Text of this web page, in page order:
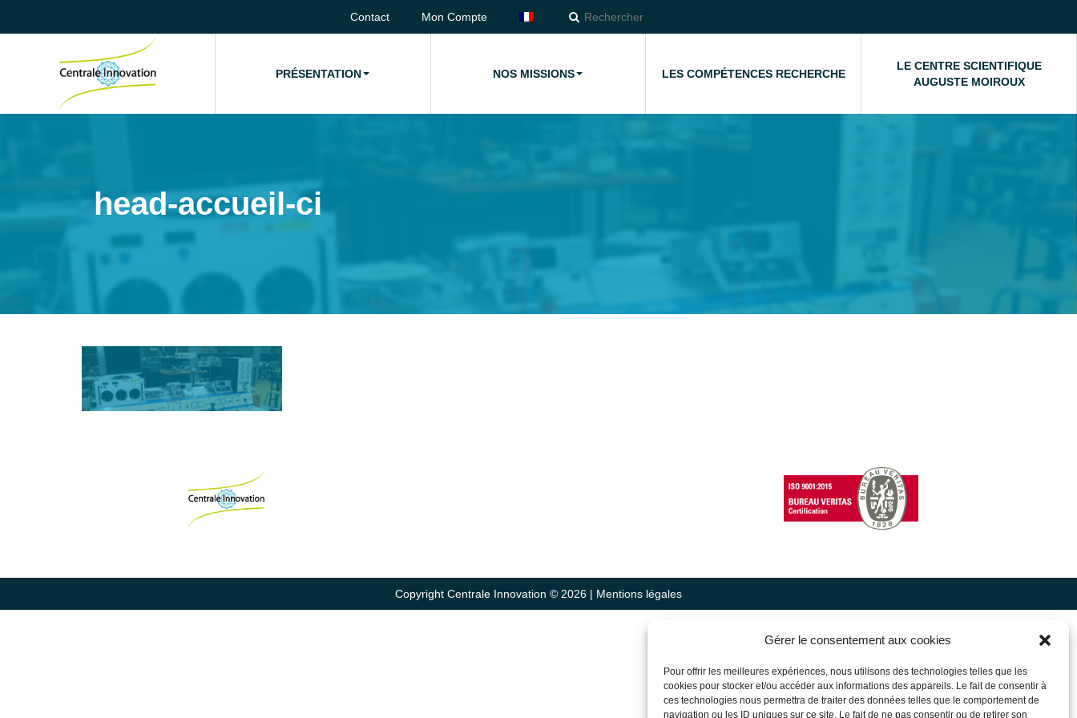
Gérer le consentement aux cookies
Pour offrir les meilleures expériences, nous utilisons des technologies telles que les
cookies pour stocker et/ou accéder aux informations des appareils. Le fait de consentir à
ces technologies nous permettra de traiter des données telles que le comportement de
navigation ou les ID uniques sur ce site. Le fait de ne pas consentir ou de retirer son
Contact Mon Compte
ACCUEIL PRÉSENTATION NOS MISSIONS LES COMPÉTENCES RECHERCHE
LE CENTRE SCIENTIFIQUE
AUGUSTE MOIROUX
head-accueil-ci
Copyright Centrale Innovation © 2026 | Mentions légales